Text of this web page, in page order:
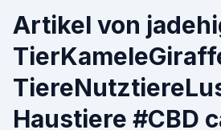
Artikel von
Haustiere #CBD